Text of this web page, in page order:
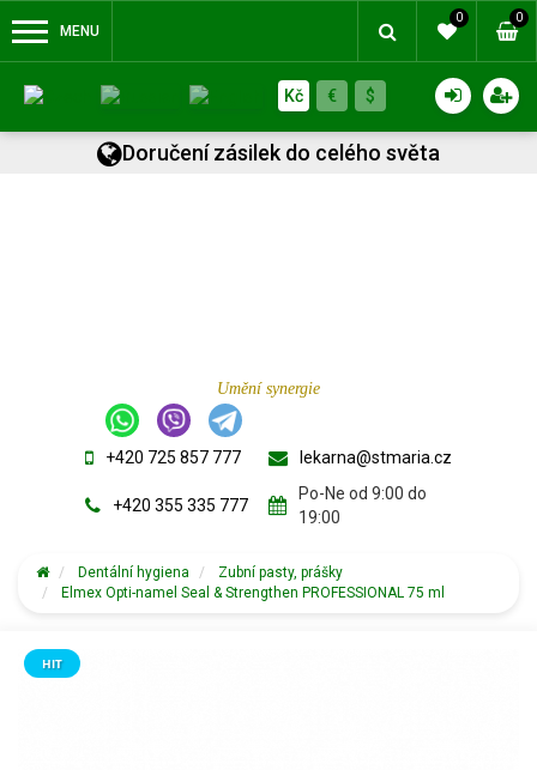
MENU
0 0
Kč € $
Doručení zásilek do celého světa
Umění synergie
+420 725 857 777
+420 355 335 777
lekarna@stmaria.cz
Po-Ne od 9:00 do
19:00
Dentální hygiena
Zubní pasty, prášky
Elmex Opti-namel Seal & Strengthen PROFESSIONAL 75 ml
HIT